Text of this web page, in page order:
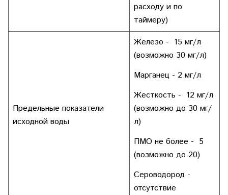
расходу и по
таймеру)
Предельные показатели
исходной воды
Железо - 15 мг/л
(возможно 30 мг/л)
Марганец - 2 мг/л
Жесткость - 12 мг/л
(возможно до 30 мг/
л)
ПМО не более - 5
(возможно до 20)
Сероводород -
отсутствие